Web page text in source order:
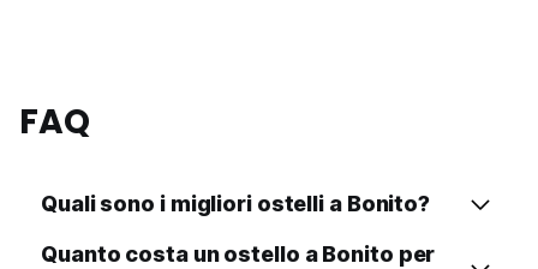
FAQ
Quali sono i migliori ostelli a Bonito?
Quanto costa un ostello a Bonito per